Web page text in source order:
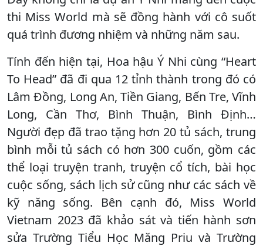
thi Miss World mà sẽ đồng hành với cô suốt
quá trình đương nhiệm và những năm sau.
Tính đến hiện tại, Hoa hậu Ý Nhi cùng “Heart
To Head” đã đi qua 12 tỉnh thành trong đó có
Lâm Đồng, Long An, Tiền Giang, Bến Tre, Vĩnh
Long, Cần Thơ, Bình Thuận, Bình Định…
Người đẹp đã trao tặng hơn 20 tủ sách, trung
bình mỗi tủ sách có hơn 300 cuốn, gồm các
thể loại truyện tranh, truyện cổ tích, bài học
cuộc sống, sách lịch sử cũng như các sách về
kỹ năng sống. Bên cạnh đó, Miss World
Vietnam 2023 đã khảo sát và tiến hành sơn
sửa Trường Tiểu Học Măng Priu và Trường